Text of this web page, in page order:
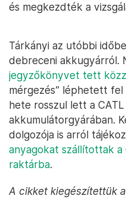
és megkezdték a
Tárkányi az utóbbi
debreceni akkugyárról.
jegyzőkönyvet tett
mérgezés” léphetett fel
hete rosszul lett a
akkumulátorgyárában.
dolgozója is arról
anyagokat szállítottak a
raktárba.
A cikket kiegészítettük